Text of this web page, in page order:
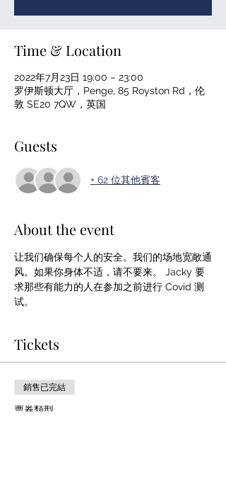
Time & Location
2022年7月23日 19:00 – 23:00
罗伊斯顿大厅，Penge, 85 Royston Rd，伦
敦 SE20 7QW，英国
Guests
+ 62 位其他賓客
About the event
让我们确保每个人的安全。我们的场地宽敞通
风。如果你身体不适，请不要来。 Jacky 要
求那些有能力的人在参加之前进行 Covid 测
试。
Tickets
銷售已完結
票券類型